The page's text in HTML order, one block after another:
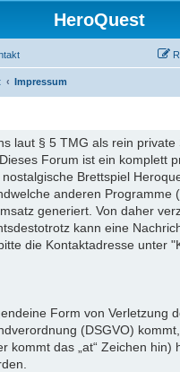
HeroQuest
Impressum
laut § 5 TMG als rein private
Forum ist ein komplett
Brettspiel
anderen Programme
generiert. Von daher
kann eine
die Kontaktadresse unter
Form von Verletzung
(DSGVO)
kommt das „at“ Zeichen hin)